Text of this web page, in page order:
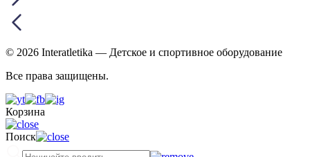
© 2026 Interatletika — Детское и спортивное оборудование
Все права защищены.
Корзина
Поиск